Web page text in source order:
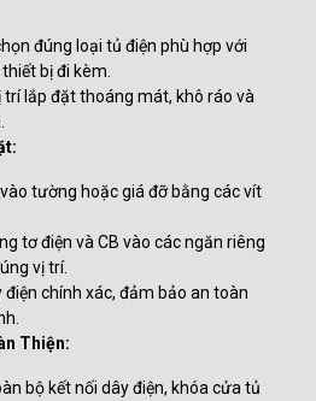
đúng loại tủ điện phù hợp với
bị đi kèm.
trí lắp đặt thoáng mát, khô ráo và
tường hoặc giá đỡ bằng các vít
tơ điện và CB vào các ngăn riêng
vị trí.
điện chính xác, đảm bảo an toàn
Thiện:
bộ kết nối dây điện, khóa cửa tủ